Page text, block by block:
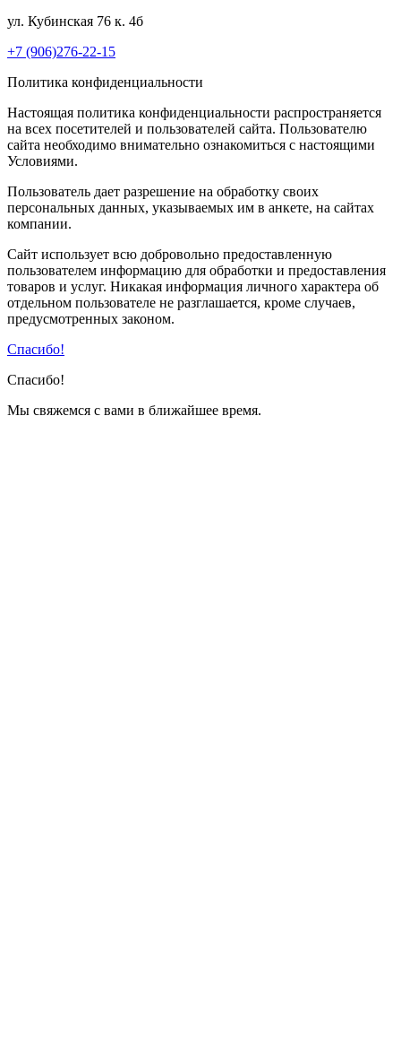
ул. Кубинская 76 к. 4б
+7 (906)276-22-15
Политика конфиденциальности
Настоящая политика конфиденциальности распространяется
на всех посетителей и пользователей сайта. Пользователю
сайта необходимо внимательно ознакомиться с настоящими
Условиями.
Пользователь дает разрешение на обработку своих
персональных данных, указываемых им в анкете, на сайтах
компании.
Сайт использует всю добровольно предоставленную
пользователем информацию для обработки и предоставления
товаров и услуг. Никакая информация личного характера об
отдельном пользователе не разглашается, кроме случаев,
предусмотренных законом.
Спасибо!
Спасибо!
Мы свяжемся с вами в ближайшее время.